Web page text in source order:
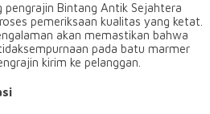
Bintang Antik Sejahtera
pemeriksaan kualitas yang ketat.
akan memastikan bahwa
pada batu marmer
kirim ke pelanggan.